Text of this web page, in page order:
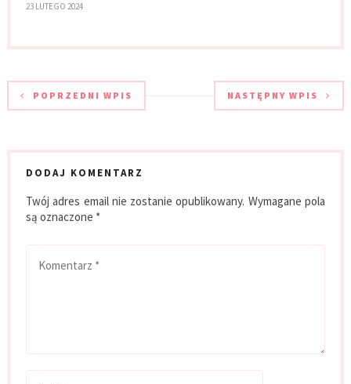
23 LUTEGO 2024
POPRZEDNI WPIS NASTĘPNY WPIS
DODAJ KOMENTARZ
Twój adres email nie zostanie opublikowany. Wymagane pola
są oznaczone *